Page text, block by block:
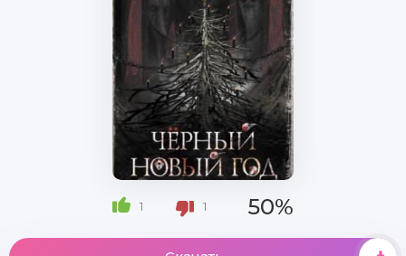
1 1 50%